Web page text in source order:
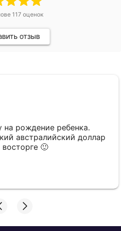
117 оценок
отзыв
на рождение ребенка.
австралийский доллар
🙂